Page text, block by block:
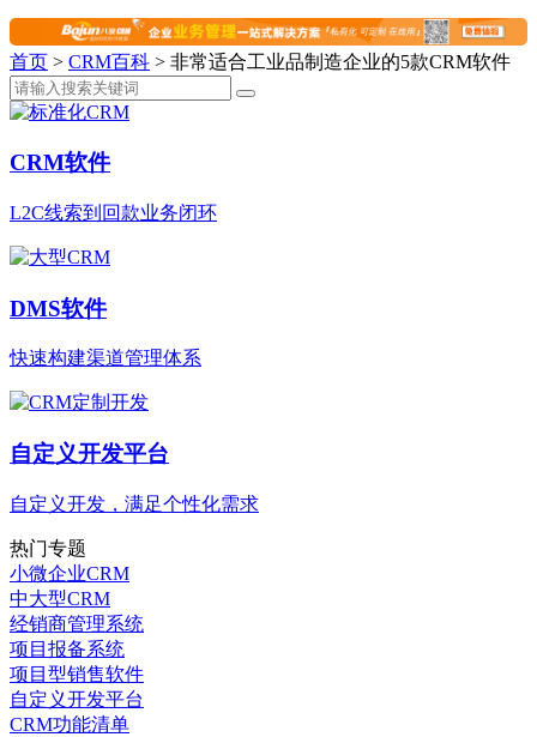
首页 > CRM百科 > 非常适合工业品制造企业的5款CRM软件
CRM软件
L2C线索到回款业务闭环
DMS软件
快速构建渠道管理体系
自定义开发平台
自定义开发，满足个性化需求
热门专题
小微企业CRM
中大型CRM
经销商管理系统
项目报备系统
项目型销售软件
自定义开发平台
CRM功能清单